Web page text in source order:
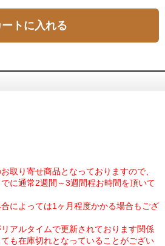
ートに入れる
取り寄せ商品となっておりますので、
に通常2週間～3週間程お時間を頂いて
によっては1ヶ月程度かかる場合もござ
アルタイムで更新されております関係
も在庫切れとなっていることがござい